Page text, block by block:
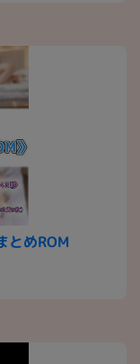
とめROM